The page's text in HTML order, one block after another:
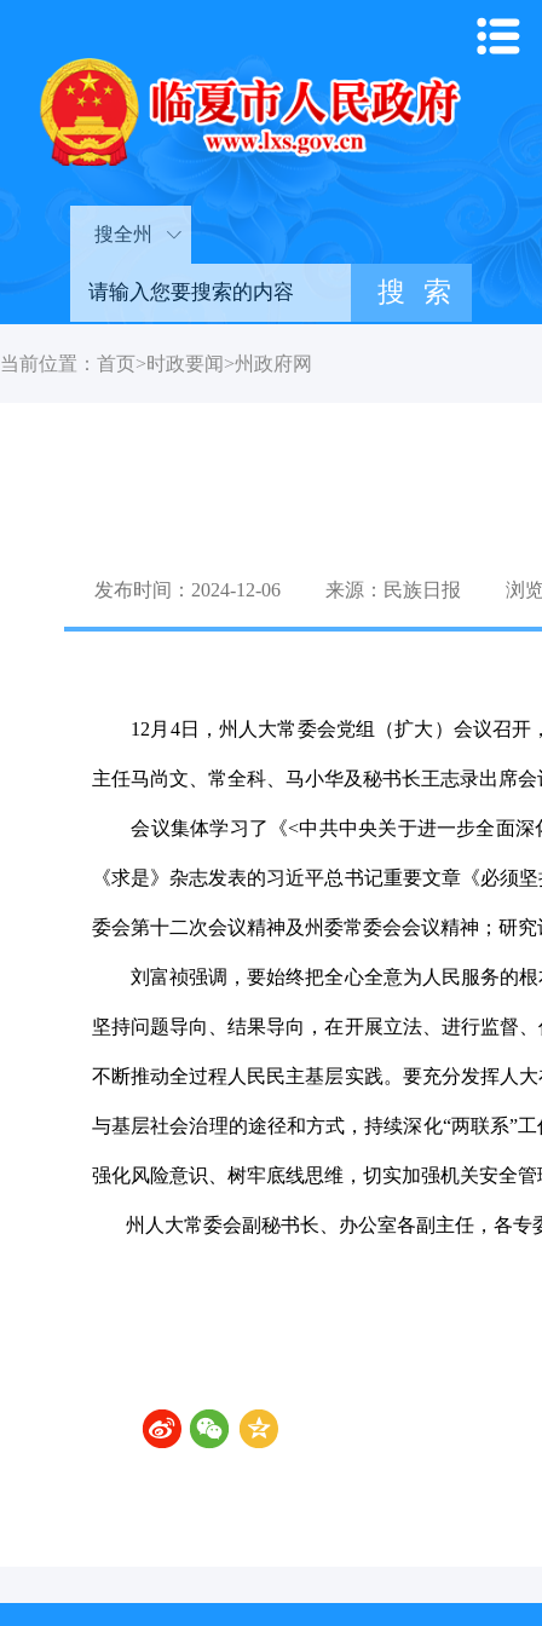
搜全州
当前位置： 首页>时政要闻 >州政府网
发布时间：2024-12-06 来源：民族日报 浏
12月4日，州人大常委会党组（扩大）会议召开
主任马尚文、常全科、马小华及秘书长王志录出席
会议集体学习了《<中共中央关于进一步全面深
《求是》杂志发表的习近平总书记重要文章《必须
委会第十二次会议精神及州委常委会会议精神；研
刘富祯强调，要始终把全心全意为人民服务的根
坚持问题导向、结果导向，在开展立法、进行监督
不断推动全过程人民民主基层实践。要充分发挥人
与基层社会治理的途径和方式，持续深化“两联系”
强化风险意识、树牢底线思维，切实加强机关安全
州人大常委会副秘书长、办公室各副主任，各专